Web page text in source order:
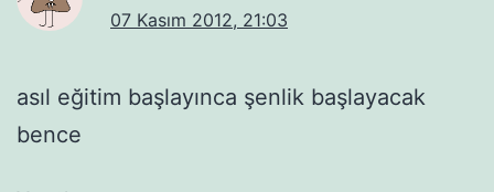
07 Kasım 2012, 21:03
asıl eğitim başlayınca şenlik başlayacak
bence